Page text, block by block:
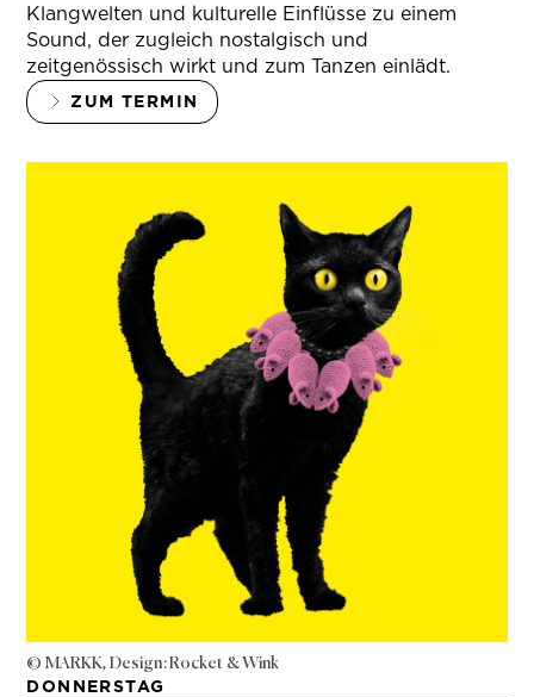
Klangwelten und kulturelle Einflüsse zu einem
Sound, der zugleich nostalgisch und
zeitgenössisch wirkt und zum Tanzen einlädt.
ZUM TERMIN
© MARKK, Design: Rocket & Wink
DONNERSTAG